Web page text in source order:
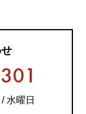
水曜日